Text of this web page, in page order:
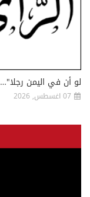
لو أن في اليمن رجلا"…
07 اغسطس, 2026